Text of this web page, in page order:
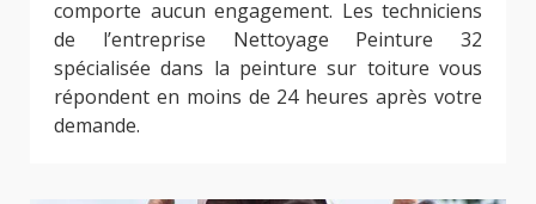
comporte aucun engagement. Les techniciens
de l’entreprise Nettoyage Peinture 32
spécialisée dans la peinture sur toiture vous
répondent en moins de 24 heures après votre
demande.